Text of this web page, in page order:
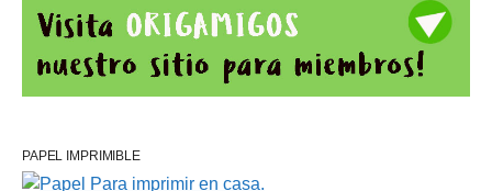
PAPEL IMPRIMIBLE